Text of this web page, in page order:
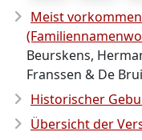
Meist
Beurskens,
Franssen & De
Historischer
Übersicht der